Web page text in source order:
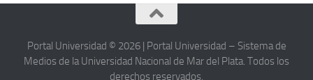
Portal Universidad © 2026 | Portal Universidad – Sistema de
Medios de la Universidad Nacional de Mar del Plata. Todos los
derechos reservados.